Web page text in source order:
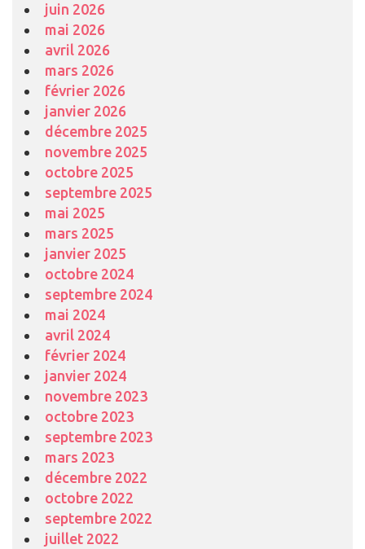
juin 2026
mai 2026
avril 2026
mars 2026
février 2026
janvier 2026
décembre 2025
novembre 2025
octobre 2025
septembre 2025
mai 2025
mars 2025
janvier 2025
octobre 2024
septembre 2024
mai 2024
avril 2024
février 2024
janvier 2024
novembre 2023
octobre 2023
septembre 2023
mars 2023
décembre 2022
octobre 2022
septembre 2022
juillet 2022